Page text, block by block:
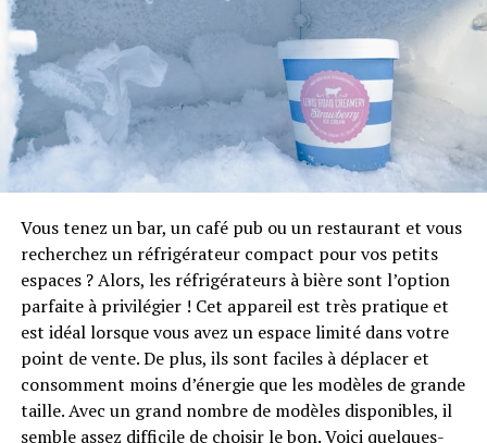
diversestexturesetfinitions. Mélanger des éléments
mats et brillants apporte profondeur et dynamisme à la
décoration de la salle de bain. Combiner des surfaces
rugueuses comme le béton avec des éléments lisses
comme des laques métalliques crée un contraste
visuellement plaisant.
Utilisation de bois naturel et de
Vous tenez un bar, un café pub ou un restaurant et vous
recherchez un réfrigérateur compact pour vos petits
espaces ? Alors, les réfrigérateurs à bière sont l’option
parfaite à privilégier ! Cet appareil est très pratique et
est idéal lorsque vous avez un espace limité dans votre
point de vente. De plus, ils sont faciles à déplacer et
consomment moins d’énergie que les modèles de grande
taille. Avec un grand nombre de modèles disponibles, il
semble assez difficile de choisir le bon. Voici quelques-